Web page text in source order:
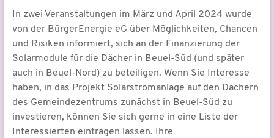
In zwei Veranstaltungen im März und April 2024 wurde
von der BürgerEnergie eG über Möglichkeiten, Chancen
und Risiken informiert, sich an der Finanzierung der
Solarmodule für die Dächer in Beuel-Süd (und später
auch in Beuel-Nord) zu beteiligen. Wenn Sie Interesse
haben, in das Projekt Solarstromanlage auf den Dächern
des Gemeindezentrums zunächst in Beuel-Süd zu
investieren, können Sie sich gerne in eine Liste der
Interessierten eintragen lassen. Ihre